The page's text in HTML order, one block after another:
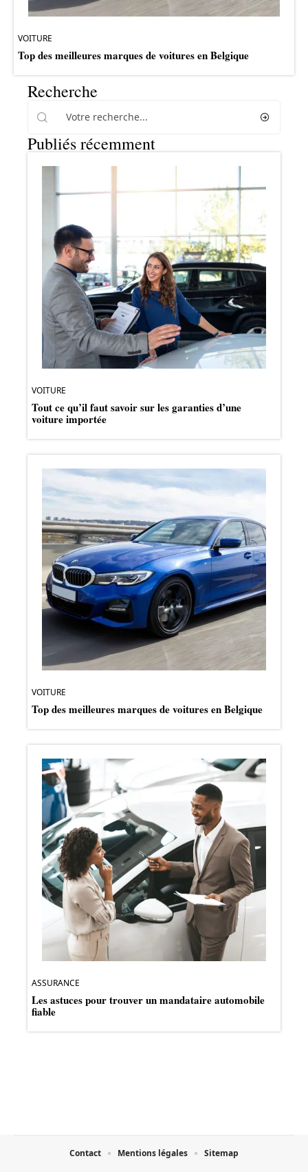
VOITURE
Top des meilleures marques de voitures en Belgique
Recherche
Publiés récemment
VOITURE
Tout ce qu’il faut savoir sur les garanties d’une
voiture importée
VOITURE
Top des meilleures marques de voitures en Belgique
ASSURANCE
Les astuces pour trouver un mandataire automobile
fiable
Contact Mentions légales Sitemap